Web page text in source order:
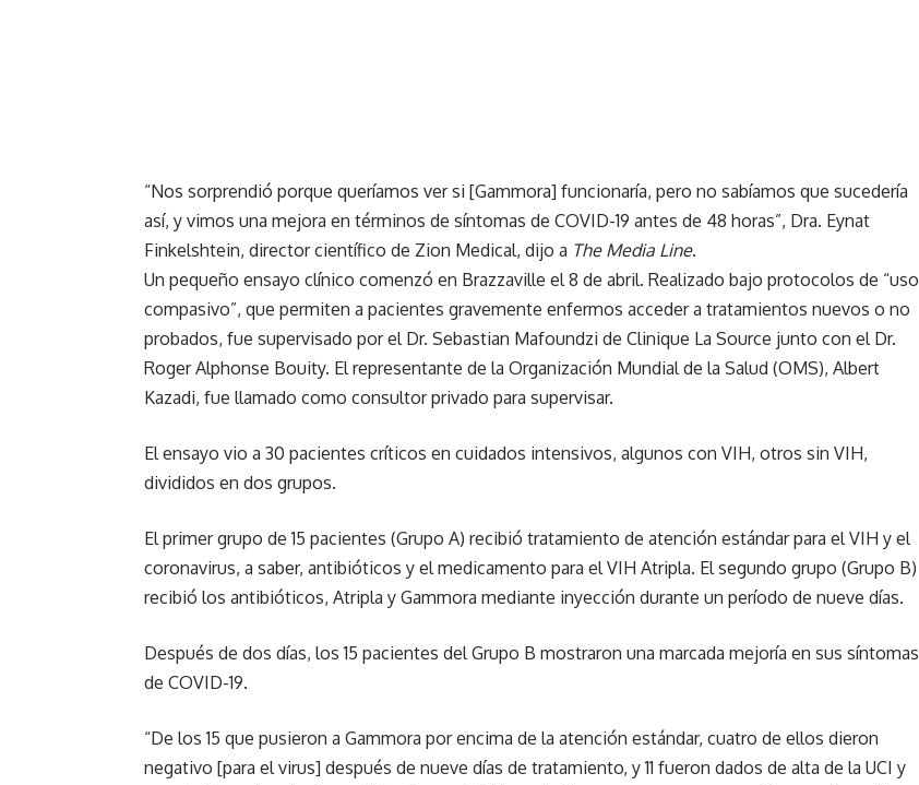
“Nos sorprendió porque queríamos ver si [Gammora] funcionaría, pero no sabíamos que sucedería
así, y vimos una mejora en términos de síntomas de COVID-19 antes de 48 horas”, Dra. Eynat
Finkelshtein, director científico de Zion Medical, dijo a The Media Line.
Un pequeño ensayo clínico comenzó en Brazzaville el 8 de abril. Realizado bajo protocolos de “uso
compasivo”, que permiten a pacientes gravemente enfermos acceder a tratamientos nuevos o no
probados, fue supervisado por el Dr. Sebastian Mafoundzi de Clinique La Source junto con el Dr.
Roger Alphonse Bouity. El representante de la Organización Mundial de la Salud (OMS), Albert
Kazadi, fue llamado como consultor privado para supervisar.
El ensayo vio a 30 pacientes críticos en cuidados intensivos, algunos con VIH, otros sin VIH,
divididos en dos grupos.
El primer grupo de 15 pacientes (Grupo A) recibió tratamiento de atención estándar para el VIH y el
coronavirus, a saber, antibióticos y el medicamento para el VIH Atripla. El segundo grupo (Grupo B)
recibió los antibióticos, Atripla y Gammora mediante inyección durante un período de nueve días.
Después de dos días, los 15 pacientes del Grupo B mostraron una marcada mejoría en sus síntomas
de COVID-19.
“De los 15 que pusieron a Gammora por encima de la atención estándar, cuatro de ellos dieron
negativo [para el virus] después de nueve días de tratamiento, y 11 fueron dados de alta de la UCI y